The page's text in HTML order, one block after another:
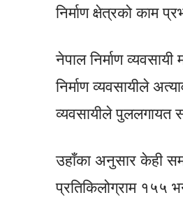
निर्माण क्षेत्रको काम
नेपाल निर्माण
निर्माण व्यवसायीले
व्यवसायीले पुललगायत
उहाँका अनुसार केही
प्रतिकिलोग्राम १५५